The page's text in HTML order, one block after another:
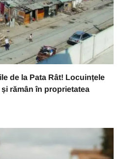
de la Pata Rât! Locuințele
rămân în proprietatea